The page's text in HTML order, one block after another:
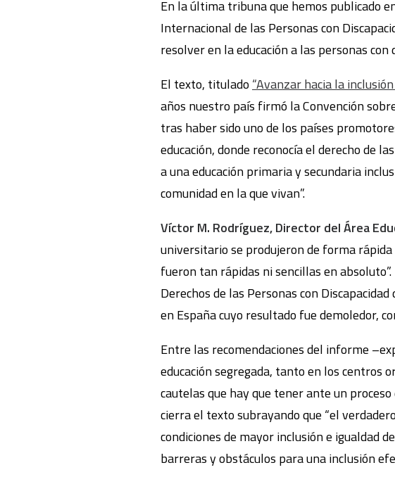
En la última tribuna que hemos publicado
Internacional de las Personas con
resolver en la educación a las personas con
El texto, titulado “Avanzar hacia la
años nuestro país firmó la Convención
tras haber sido uno de los países
educación, donde reconocía el derecho de
a una educación primaria y secundaria
comunidad en la que vivan”.
Víctor M. Rodríguez, Director del Área
universitario se produjeron de forma
fueron tan rápidas ni sencillas en
Derechos de las Personas con
en España cuyo resultado fue demoledor,
Entre las recomendaciones del informe
educación segregada, tanto en los centros
cautelas que hay que tener ante un
cierra el texto subrayando que “el
condiciones de mayor inclusión e igualdad
barreras y obstáculos para una inclusión